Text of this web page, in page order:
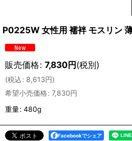
P0225W 女性用 襦袢 モスリン
販売価格: 7,830円(税別)
(税込: 8,613円)
希望小売価格: 7,830円
重量: 480g
Facebookでシェア